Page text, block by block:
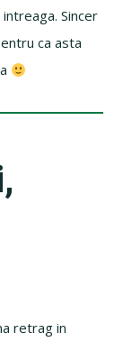
Sincer
ca asta
retrag in